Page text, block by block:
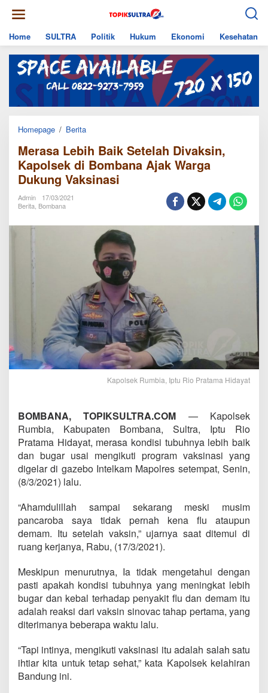
content
Home
SULTRA Politik Hukum Ekonomi Kesehatan
Homepage / BeritaMerasa
Baik
Setelah
Divaksin,
Kapolsek
di
Dukung
Vaksinasi
Merasa Lebih Baik Setelah Divaksin,
Kapolsek di Bombana Ajak Warga
Dukung Vaksinasi
Admin
17/03/2021
Berita Bombana
Kapolsek Rumbia, Iptu Rio Pratama Hidayat
BOMBANA, TOPIKSULTRA.COM — Kapolsek
Rumbia, Kabupaten Bombana, Sultra, Iptu Rio
Pratama Hidayat, merasa kondisi tubuhnya lebih baik
dan bugar usai mengikuti program vaksinasi yang
digelar di gazebo Intelkam Mapolres setempat, Senin,
(8/3/2021) lalu.
“Ahamdulillah sampai sekarang meski musim
pancaroba saya tidak pernah kena flu ataupun
demam. Itu setelah vaksin,” ujarnya saat ditemui di
ruang kerjanya, Rabu, (17/3/2021).
Meskipun menurutnya, Ia tidak mengetahui dengan
pasti apakah kondisi tubuhnya yang meningkat lebih
bugar dan kebal terhadap penyakit flu dan demam itu
adalah reaksi dari vaksin sinovac tahap pertama, yang
diterimanya beberapa waktu lalu.
“Tapi intinya, mengikuti vaksinasi itu adalah salah satu
ihtiar kita untuk tetap sehat,” kata Kapolsek kelahiran
Bandung ini.